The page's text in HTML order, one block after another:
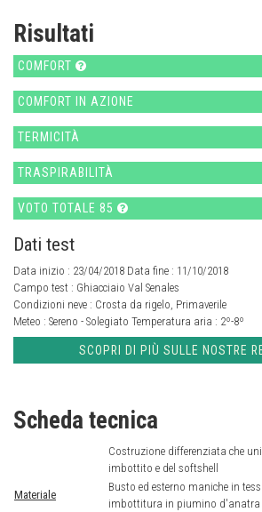
Risultati
COMFORT
COMFORT IN AZIONE
TERMICITÀ
TRASPIRABILITÀ
VOTO TOTALE 85
Dati test
Data inizio : 23/04/2018 Data fine : 11/10/2018
Campo test : Ghiacciaio Val Senales
Condizioni neve : Crosta da rigelo, Primaverile
Meteo : Sereno - Solegiato Temperatura aria : 2º-8º
SCOPRI DI PIÙ SULLE NOSTRE
Scheda tecnica
Costruzione differenziata che
imbottito e del softshell
Materiale
Busto ed esterno maniche in
imbottitura in piumino d'anatra